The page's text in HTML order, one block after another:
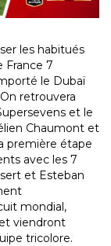
les habitués
France 7
le Dubaï
retrouvera
et le
Chaumont et
première étape
avec les 7
et Esteban
mondial,
viendront
tricolore.